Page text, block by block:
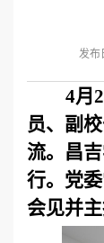
发布
4月
员、副
流。昌
行。党
会见并主